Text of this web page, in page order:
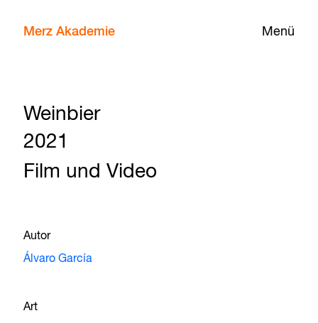
Menü
Merz Akademie
Weinbier
2021
Film und Video
Autor
Álvaro García
Art